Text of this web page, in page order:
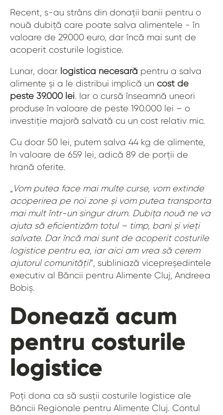
Recent, s-au strâns din donații banii pentru o
nouă dubiță care poate salva alimentele - în
valoare de 29.000 euro, dar încă mai sunt de
acoperit costurile logistice.
Lunar, doar logistica necesară pentru a salva
alimente și a le distribui implică un cost de
peste 39.000 lei. Iar o cursă înseamnă uneori
produse în valoare de peste 190.000 lei – o
investiție majoră salvată cu un cost relativ mic.
Cu doar 50 lei, putem salva 44 kg de alimente,
în valoare de 659 lei, adică 89 de porții de
hrană oferite.
„ Vom putea face mai multe curse, vom extinde
acoperirea pe noi zone și vom putea transporta
mai mult într-un singur drum. Dubița nouă ne va
ajuta să eficientizăm totul – timp, bani și vieți
salvate. Dar încă mai sunt de acoperit costurile
logistice pentru ea, iar aici am vrea să cerem
ajutorul comunității”, subliniază vicepreședintele
executiv al Băncii pentru Alimente Cluj, Andreea
Bobiș.
Donează acum
pentru costurile
logistice
Poți dona ca să susții costurile logistice ale
Băncii Regionale pentru Alimente Cluj. Contul